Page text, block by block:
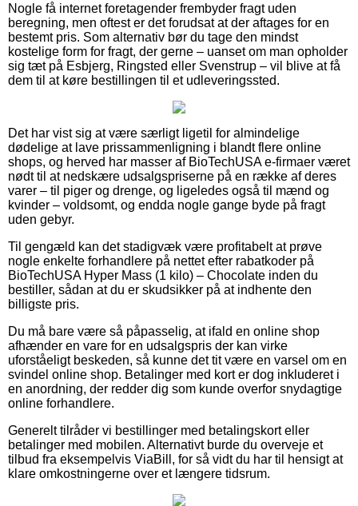
Nogle få internet foretagender frembyder fragt uden
beregning, men oftest er det forudsat at der aftages for en
bestemt pris. Som alternativ bør du tage den mindst
kostelige form for fragt, der gerne – uanset om man opholder
sig tæt på Esbjerg, Ringsted eller Svenstrup – vil blive at få
dem til at køre bestillingen til et udleveringssted.
Det har vist sig at være særligt ligetil for almindelige
dødelige at lave prissammenligning i blandt flere online
shops, og herved har masser af BioTechUSA e-firmaer været
nødt til at nedskære udsalgspriserne på en række af deres
varer – til piger og drenge, og ligeledes også til mænd og
kvinder – voldsomt, og endda nogle gange byde på fragt
uden gebyr.
Til gengæld kan det stadigvæk være profitabelt at prøve
nogle enkelte forhandlere på nettet efter rabatkoder på
BioTechUSA Hyper Mass (1 kilo) – Chocolate inden du
bestiller, sådan at du er skudsikker på at indhente den
billigste pris.
Du må bare være så påpasselig, at ifald en online shop
afhænder en vare for en udsalgspris der kan virke
uforståeligt beskeden, så kunne det tit være en varsel om en
svindel online shop. Betalinger med kort er dog inkluderet i
en anordning, der redder dig som kunde overfor snydagtige
online forhandlere.
Generelt tilråder vi bestillinger med betalingskort eller
betalinger med mobilen. Alternativt burde du overveje et
tilbud fra eksempelvis ViaBill, for så vidt du har til hensigt at
klare omkostningerne over et længere tidsrum.